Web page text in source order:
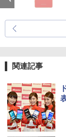
関連記事